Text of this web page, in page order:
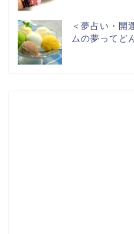
＜夢占い・開
ムの夢ってど